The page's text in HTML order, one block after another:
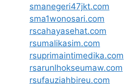
smanegeri47jkt.com
sma1wonosari.com
rscahayasehat.com
rsumalikasim.com
rsuprimaintimedika.com
rsarunlhokseumaw.com
rsufauziahbireu.com